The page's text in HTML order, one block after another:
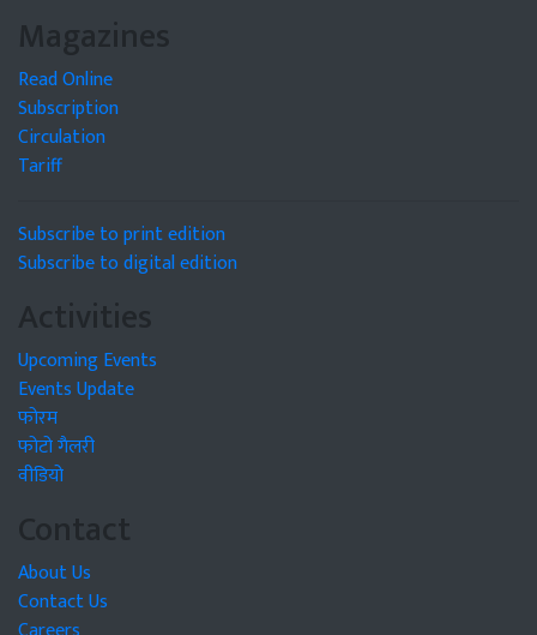
Magazines
Read Online
Subscription
Circulation
Tariff
Subscribe to print edition
Subscribe to digital edition
Activities
Upcoming Events
Events Update
फोरम
फोटो गैलरी
वीडियो
Contact
About Us
Contact Us